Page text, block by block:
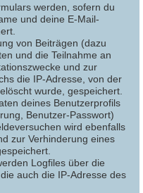
werden, sofern du
und deine E-Mail-
von Beiträgen (dazu
und die Teilnahme an
und zur
die IP-Adresse, von der
wurde, gespeichert.
deines Benutzerprofils
Benutzer-Passwort)
wird ebenfalls
zur Verhinderung eines
Logfiles über die
auch die IP-Adresse des